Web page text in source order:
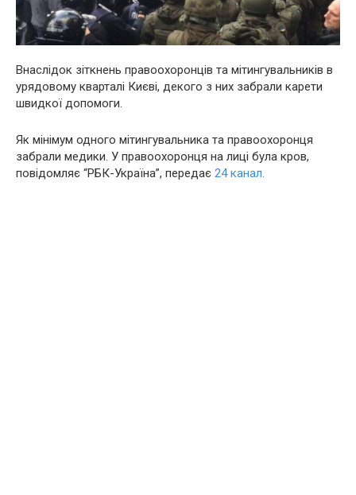
Внаслідок зіткнень правоохоронців та мітингувальників в
урядовому кварталі Києві, декого з них забрали карети
швидкої допомоги.
Як мінімум одного мітингувальника та правоохоронця
забрали медики. У правоохоронця на лиці була кpoв,
повідомляє “РБК-Україна”, передає 24 канал.